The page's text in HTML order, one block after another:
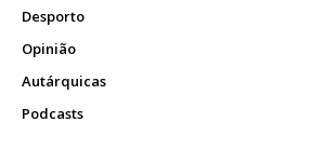
Desporto
Opinião
Autárquicas
Podcasts